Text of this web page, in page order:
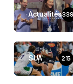
Actualités
SUA 215